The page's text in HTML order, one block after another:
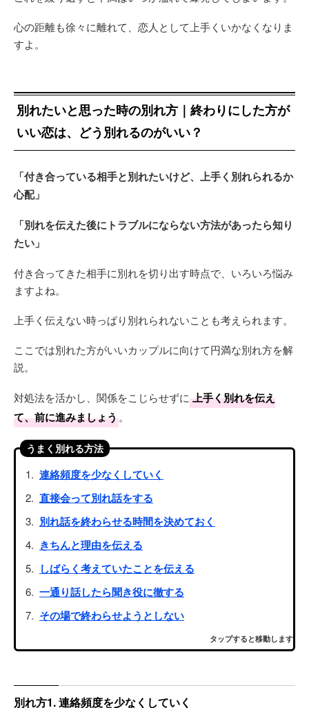
心の距離も徐々に離れて、恋人として上手くいかなくなりま
すよ。
別れたいと思った時の別れ方｜終わりにした方が
いい恋は、どう別れるのがいい？
「付き合っている相手と別れたいけど、上手く別れられるか
心配」
「別れを伝えた後にトラブルにならない方法があったら知り
たい」
付き合ってきた相手に別れを切り出す時点で、いろいろ悩み
ますよね。
上手く伝えない時っぱり別れられないことも考えられます。
ここでは別れた方がいいカップルに向けて円満な別れ方を解
説。
対処法を活かし、関係をこじらせずに 上手く別れを伝え
て、前に進みましょう。
うまく別れる方法
連絡頻度を少なくしていく
直接会って別れ話をする
別れ話を終わらせる時間を決めておく
きちんと理由を伝える
しばらく考えていたことを伝える
一通り話したら聞き役に徹する
その場で終わらせようとしない
タップすると移動します
別れ方1. 連絡頻度を少なくしていく